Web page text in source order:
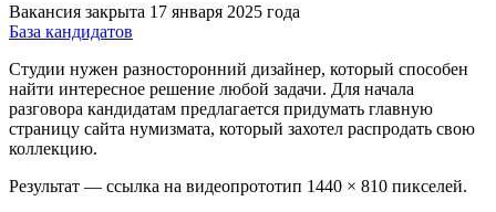
Вакансия закрыта 17 января 2025 года
База кандидатов
Студии нужен разносторонний дизайнер, который способен
найти интересное решение любой задачи. Для начала
разговора кандидатам предлагается придумать главную
страницу сайта нумизмата, который захотел распродать свою
коллекцию.
Результат — ссылка на видеопрототип 1440 × 810 пикселей.